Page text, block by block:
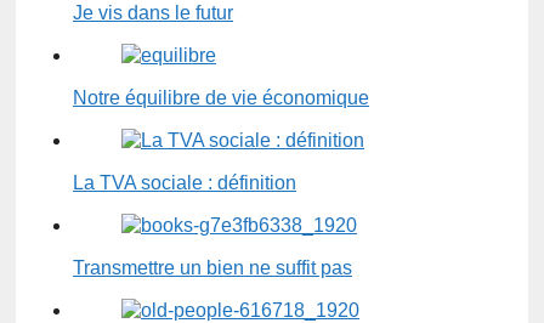
Je vis dans le futur
Notre équilibre de vie économique
La TVA sociale : définition
Transmettre un bien ne suffit pas